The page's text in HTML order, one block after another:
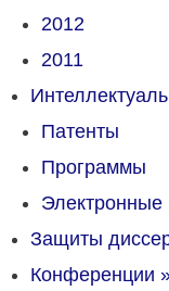
2012
2011
Патенты
Программы
Электронные
Защиты
Конференции